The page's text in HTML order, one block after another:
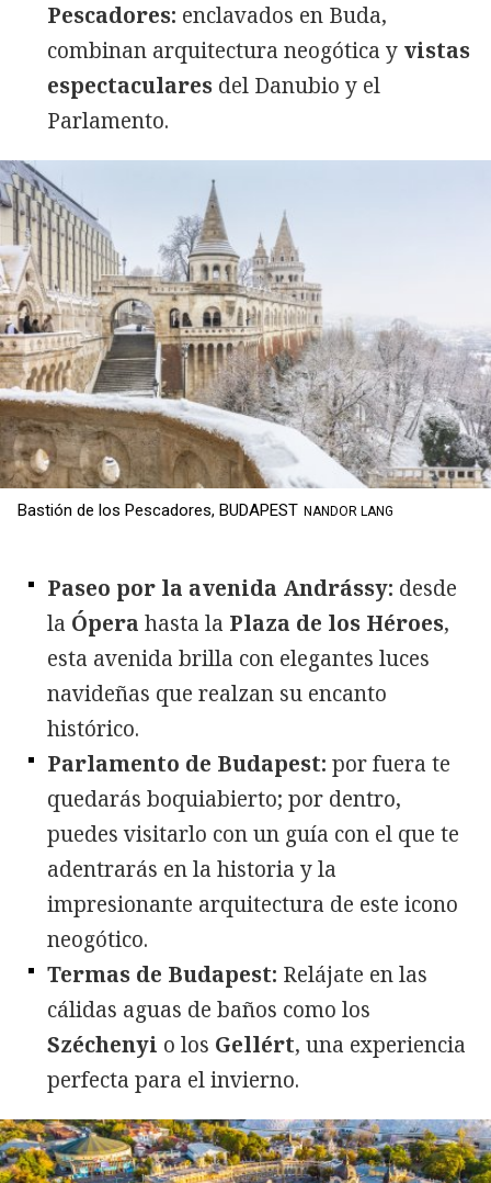
Pescadores: enclavados en Buda,
combinan arquitectura neogótica y vistas
espectaculares del Danubio y el
Parlamento.
Bastión de los Pescadores, BUDAPEST NANDOR LANG
Paseo por la avenida Andrássy: desde
la Ópera hasta la Plaza de los Héroes,
esta avenida brilla con elegantes luces
navideñas que realzan su encanto
histórico.
Parlamento de Budapest: por fuera te
quedarás boquiabierto; por dentro,
puedes visitarlo con un guía con el que te
adentrarás en la historia y la
impresionante arquitectura de este icono
neogótico.
Termas de Budapest: Relájate en las
cálidas aguas de baños como los
Széchenyi o los Gellért, una experiencia
perfecta para el invierno.